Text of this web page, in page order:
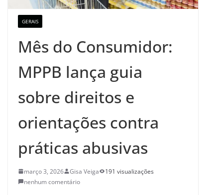
GERAIS
Mês do Consumidor:
MPPB lança guia
sobre direitos e
orientações contra
práticas abusivas
março 3, 2026 Gisa Veiga
191 visualizações
nenhum comentário